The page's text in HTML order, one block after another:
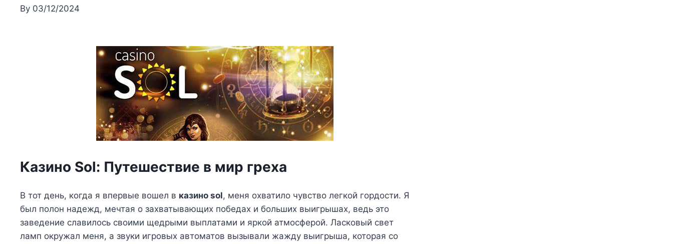
By 03/12/2024
Казино Sol: Путешествие в мир греха
В тот день, когда я впервые вошел в казино sol, меня охватило чувство легкой гордости. Я
был полон надежд, мечтая о захватывающих победах и больших выигрышах, ведь это
заведение славилось своими щедрыми выплатами и яркой атмосферой. Ласковый свет
ламп окружал меня, а звуки игровых автоматов вызывали жажду выигрыша, которая со